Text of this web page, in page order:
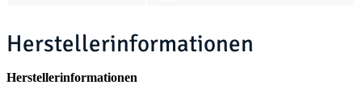
Herstellerinformationen
Herstellerinformationen